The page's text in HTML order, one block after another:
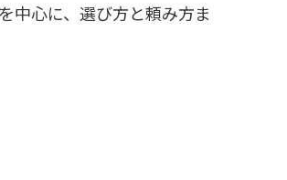
中心に、選び方と頼み方ま